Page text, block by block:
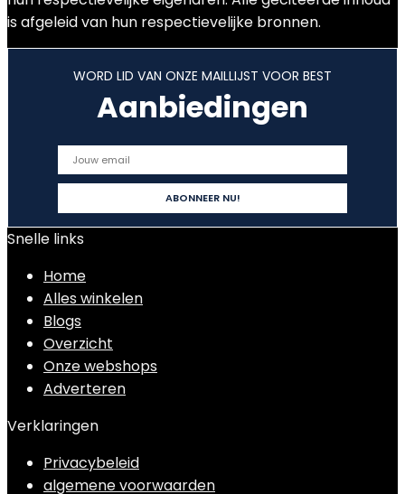
is afgeleid van hun respectievelijke bronnen.
WORD LID VAN ONZE MAILLIJST VOOR BEST
Aanbiedingen
Snelle links
Home
Alles winkelen
Blogs
Overzicht
Onze webshops
Adverteren
Verklaringen
Privacybeleid
algemene voorwaarden